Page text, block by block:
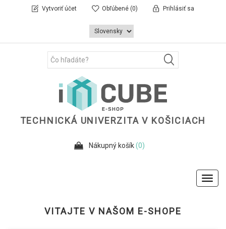
Vytvoriť účet Obľúbené (0) Prihlásiť sa
TECHNICKÁ UNIVERZITA V KOŠICIACH
Nákupný košík(0)
VITAJTE V NAŠOM E-SHOPE